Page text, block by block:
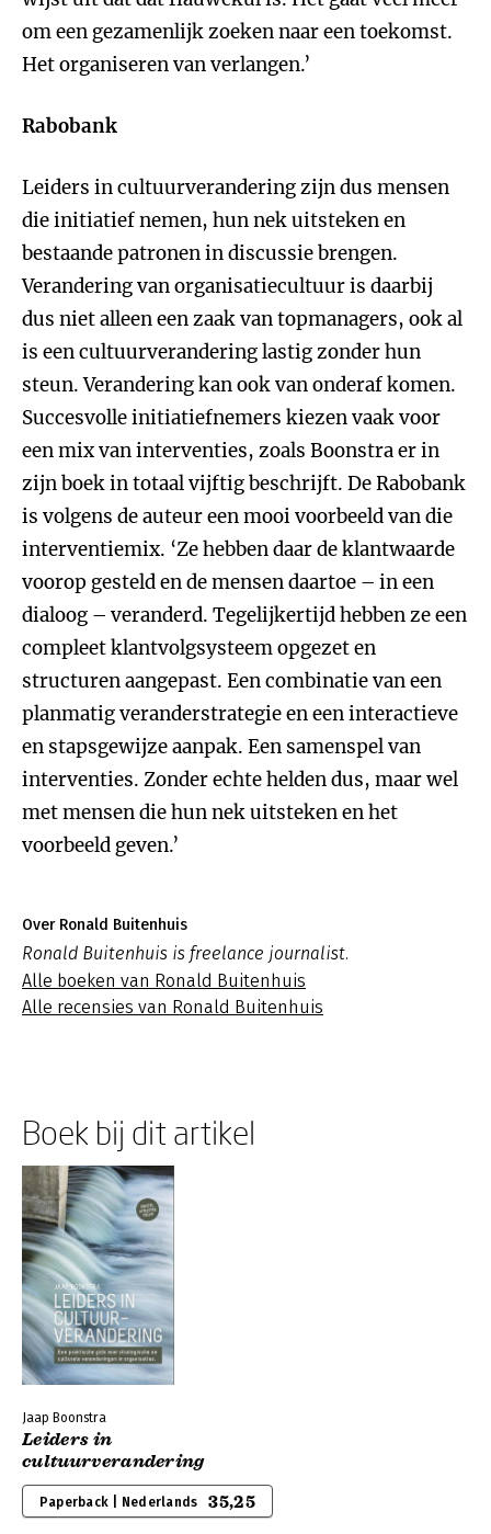
om een gezamenlijk zoeken naar een toekomst.
Het organiseren van verlangen.’
Rabobank
Leiders in cultuurverandering zijn dus mensen
die initiatief nemen, hun nek uitsteken en
bestaande patronen in discussie brengen.
Verandering van organisatiecultuur is daarbij
dus niet alleen een zaak van topmanagers, ook al
is een cultuurverandering lastig zonder hun
steun. Verandering kan ook van onderaf komen.
Succesvolle initiatiefnemers kiezen vaak voor
een mix van interventies, zoals Boonstra er in
zijn boek in totaal vijftig beschrijft. De Rabobank
is volgens de auteur een mooi voorbeeld van die
interventiemix. ‘Ze hebben daar de klantwaarde
voorop gesteld en de mensen daartoe – in een
dialoog – veranderd. Tegelijkertijd hebben ze een
compleet klantvolgsysteem opgezet en
structuren aangepast. Een combinatie van een
planmatig veranderstrategie en een interactieve
en stapsgewijze aanpak. Een samenspel van
interventies. Zonder echte helden dus, maar wel
met mensen die hun nek uitsteken en het
voorbeeld geven.’
Over Ronald Buitenhuis
Ronald Buitenhuis is freelance journalist.
Alle boeken van Ronald Buitenhuis
Alle recensies van Ronald Buitenhuis
Boek bij dit artikel
Jaap Boonstra
Leiders in
cultuurverandering
Paperback | Nederlands 35,25